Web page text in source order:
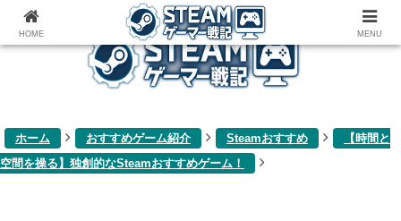
ゲーム関連雑記ブログ
ホーム おすすめゲーム紹介 Steamおすすめ
【時間と
空間を操る】独創的なSteamおすすめゲーム！
HOME MENU